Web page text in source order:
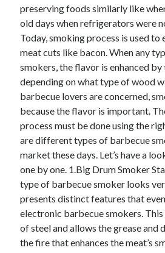
preserving foods similarly like
old days when refrigerators were
Today, smoking process is used to
meat cuts like bacon. When any
smokers, the flavor is enhanced by
depending on what type of wood
barbecue lovers are concerned,
because the flavor is important.
process must be done using the
are different types of barbecue
market these days. Let’s have a
one by one. 1.Big Drum Smoker
type of barbecue smoker looks
presents distinct features that
electronic barbecue smokers. This
of steel and allows the grease and
the fire that enhances the meat’s